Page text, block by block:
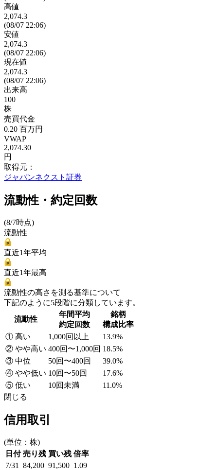
高値
2,074.3
(08/07 22:06)
安値
2,074.3
(08/07 22:06)
現在値
2,074.3
(08/07 22:06)
出来高
100
株
売買代金
0.20 百万円
VWAP
2,074.30
円
取得元：
ジャパンネクスト証券
流動性・約定回数
(8/7時点)
流動性
直近1年平均
直近1年最高
流動性の高さを測る基準について
下記のように5段階に分類しています。
流動性
年間平均
約定回数
銘柄
構成比率
① 高い
1,000回以上
13.9%
② やや高い 400回〜1,000回 18.5%
③ 中位
50回〜400回
39.0%
④ やや低い 10回〜50回
17.6%
⑤ 低い
10回未満
11.0%
閉じる
信用取引
(単位：株)
日付 売り残 買い残 倍率
7/31
84,200 91,500 1.09